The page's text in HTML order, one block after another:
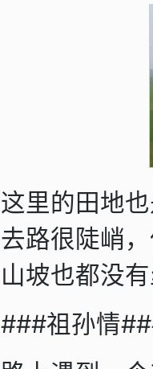
这里的田地
去路很陡峭
山坡也都没
###祖孙情